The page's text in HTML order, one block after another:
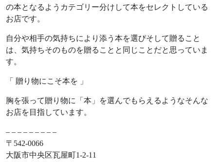
の本となるようカテゴリー分けして本をセレクトしている
お店です。
自分や相手の気持ちにより添う本を選びそして贈ること
は、気持ちそのものを贈ることと同じことだと思っていま
す。
「 贈り物にこそ本を 」
胸を張って贈り物に「本」を選んでもらえるようなそんな
お店を目指しています。
– – – – – – – – –
〒542-0066
大阪市中央区瓦屋町1-2-11